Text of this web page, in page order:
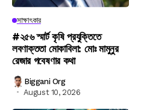
সাক্ষাৎকার
#২৫৬ স্মার্ট কৃষি প্রযুক্তিতে
লবণাক্ততা মোকাবিলা: মোঃ মামুনুর
রেজার গবেষণার কথা
Biggani Org
August 10, 2026